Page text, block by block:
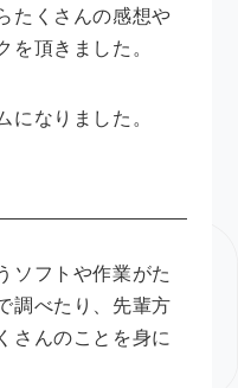
たくさんの感想や
を頂きました。
になりました。
ソフトや作業がた
調べたり、先輩方
さんのことを身に